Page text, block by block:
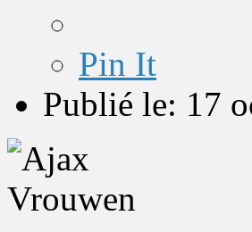
Pin It
Publié le: 17